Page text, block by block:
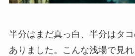
半分はまだ真っ白、半分はタ
ありました。こんな浅場で見れ